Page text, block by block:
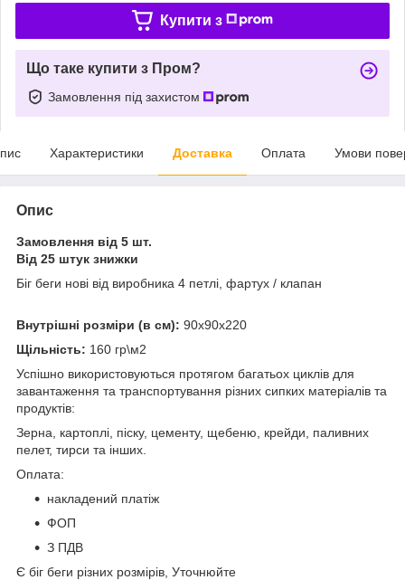
Купити з
Що таке купити з Пром?
Замовлення під захистом
Характеристики Доставка Оплата Умови
Опис
Замовлення від 5 шт.
Від 25 штук знижки
Біг беги нові від виробника 4 петлі, фартух / клапан
Внутрішні розміри (в см): 90х90х220
Щільність: 160 гр\м2
Успішно використовуються протягом багатьох циклів для
завантаження та транспортування різних сипких матеріалів та
продуктів:
Зерна, картоплі, піску, цементу, щебеню, крейди, паливних
пелет, тирси та інших.
Оплата:
накладений платіж
ФОП
З ПДВ
Є біг беги різних розмірів, Уточнюйте